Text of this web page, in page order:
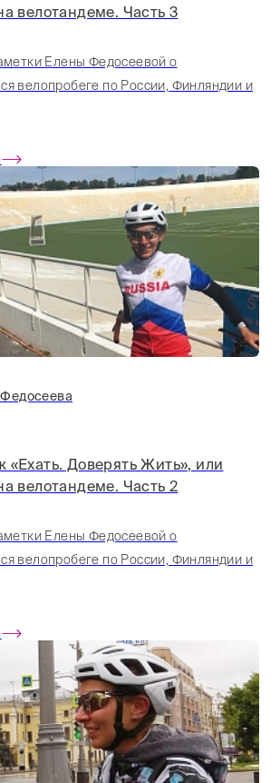
велотандеме. Часть 3
Елены Федосеевой о
велопробеге по России, Финляндии и
«Ехать. Доверять Жить», или
велотандеме. Часть 2
Елены Федосеевой о
велопробеге по России, Финляндии и